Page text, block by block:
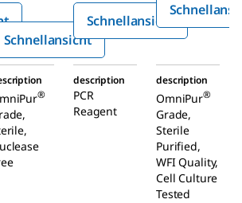
®
Wass
er,
steril
,
nukl
easef
Schnellansicht
Schnellansicht
®
description
PCR
Reagent
description
OmniPur®
Grade,
Sterile
Purified,
WFI Quality,
Cell Culture
Tested